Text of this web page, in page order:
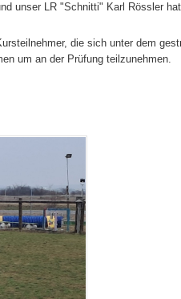
unser LR "Schnitti" Karl Rössler
die sich unter dem
um an der Prüfung teilzunehmen.